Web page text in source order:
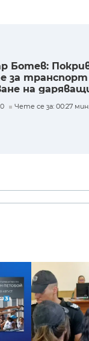
Ботев:
за транспорт
на
Чете се за: 00:27 мин.